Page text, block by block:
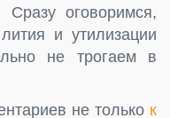
Сразу оговоримся,
и утилизации
не трогаем в
не только к